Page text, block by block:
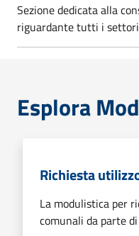
Sezione dedicata alla
riguardante tutti i settori
Esplora
Richiesta
La modulistica per
comunali da parte